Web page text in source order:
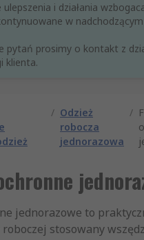
ulepszenia i działania
w
pytań prosimy o kontakt z
klienta.
/ Odzież
robocza
jednorazowa
/
jednorazowe to
stosowany